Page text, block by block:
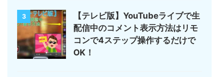
3
【テレビ版】YouTubeライブで生
配信中のコメント表示方法はリモ
コンで4ステップ操作するだけで
OK！